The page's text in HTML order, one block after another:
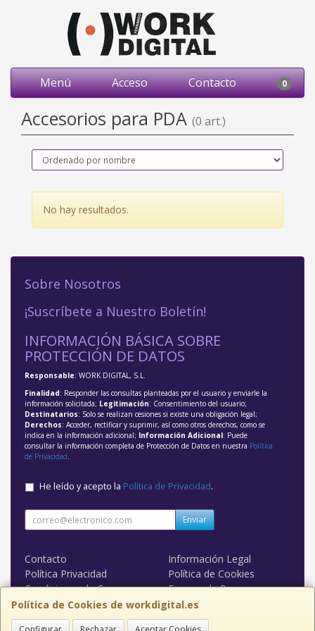
Menú Acceso Contacto 0
Accesorios para PDA (0 art.)
No hay resultados.
Política de Cookies de workdigital.es
Sobre Nosotros
¡Suscríbete a Nuestro Boletín!
INFORMACIÓN BÁSICA SOBRE
PROTECCIÓN DE DATOS
Responsable: WORK DIGITAL, S.L.
Finalidad: Responder las consultas planteadas por el usuario y enviarle la
información solicitada; Legitimación: Consentimiento del usuario;
Destinatarios: Solo se realizan cesiones si existe una obligación legal;
Derechos: Acceder, rectificar y suprimir, así como otros derechos, como se
indica en la información adicional; Información Adicional: Puede
consultar la información completa de Protección de Datos en nuestra Política
de Privacidad.
He leído y acepto la Política de Privacidad.
Enviar
Contacto
Información Legal
Política Privacidad
Política de Cookies
Condiciones de Compra
Formas de Pago
WORK DIGITAL